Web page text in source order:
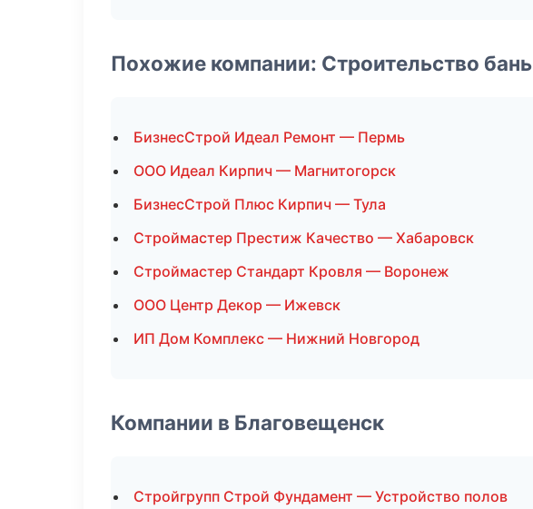
Похожие компании: Строительство бань
БизнесСтрой Идеал Ремонт — Пермь
ООО Идеал Кирпич — Магнитогорск
БизнесСтрой Плюс Кирпич — Тула
Строймастер Престиж Качество — Хабаровск
Строймастер Стандарт Кровля — Воронеж
ООО Центр Декор — Ижевск
ИП Дом Комплекс — Нижний Новгород
Компании в Благовещенск
Стройгрупп Строй Фундамент — Устройство полов